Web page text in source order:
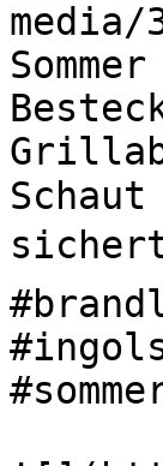
media/